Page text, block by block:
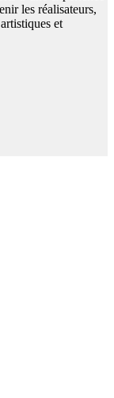
les réalisateurs,
et